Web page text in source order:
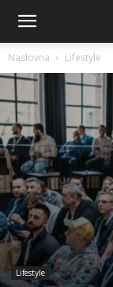
Naslovna Lifestyle
Lifestyle